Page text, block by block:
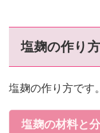
塩麹の作り方
塩麹の作り方です。
塩麹の材料と